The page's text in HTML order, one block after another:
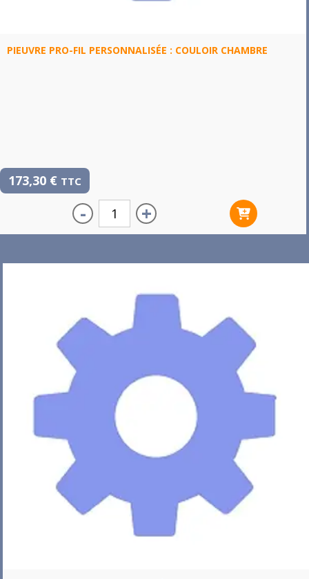
PIEUVRE PRO-FIL PERSONNALISÉE : COULOIR CHAMBRE
173,30 € TTC
- +